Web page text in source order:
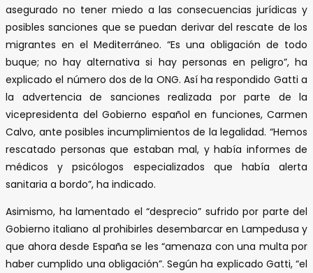
asegurado no tener miedo a las consecuencias jurídicas y
posibles sanciones que se puedan derivar del rescate de los
migrantes en el Mediterráneo. “Es una obligación de todo
buque; no hay alternativa si hay personas en peligro”, ha
explicado el número dos de la ONG. Así ha respondido Gatti a
la advertencia de sanciones realizada por parte de la
vicepresidenta del Gobierno español en funciones, Carmen
Calvo, ante posibles incumplimientos de la legalidad. “Hemos
rescatado personas que estaban mal, y había informes de
médicos y psicólogos especializados que había alerta
sanitaria a bordo”, ha indicado.
Asimismo, ha lamentado el “desprecio” sufrido por parte del
Gobierno italiano al prohibirles desembarcar en Lampedusa y
que ahora desde España se les “amenaza con una multa por
haber cumplido una obligación”. Según ha explicado Gatti, “el